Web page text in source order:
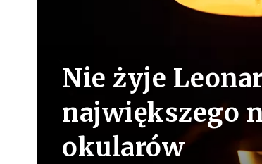
Nie żyje
największego
okularów